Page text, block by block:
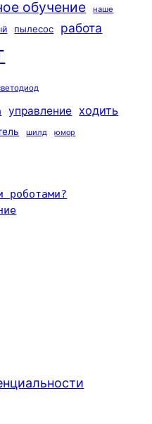
обучение наше
пылесос работа
управление ходить
шилд юмор
роботами?